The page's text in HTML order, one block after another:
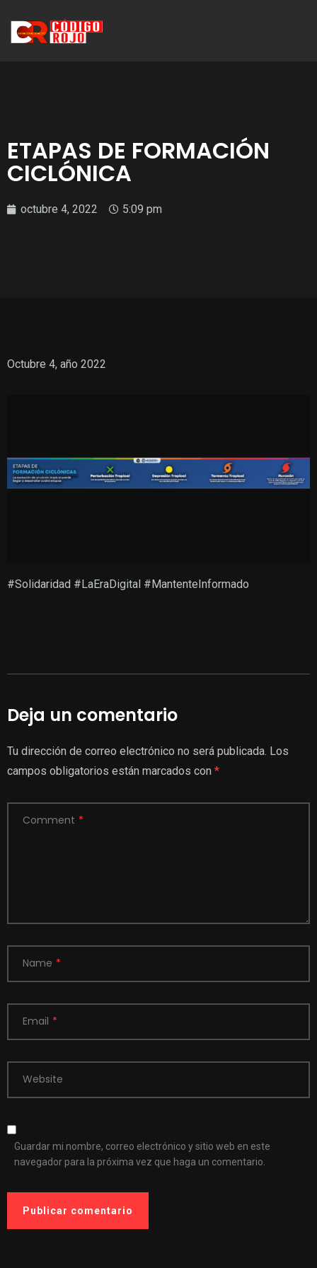
ETAPAS DE FORMACIÓN
CICLÓNICA
octubre 4, 2022 5:09 pm
Octubre 4, año 2022
#Solidaridad #LaEraDigital #MantenteInformado
Deja un comentario
Tu dirección de correo electrónico no será publicada. Los
campos obligatorios están marcados con *
Comment *
Name *
Email *
Website
Guardar mi nombre, correo electrónico y sitio web en este
navegador para la próxima vez que haga un comentario.